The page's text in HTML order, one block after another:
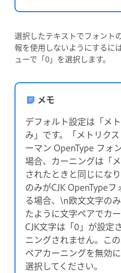
選択したテキストでフォント
報を使用しないようにするに
ューで「0」を選択します。
メモ
デフォルト設定は「メ
み」です。「メトリク
ーマン OpenType フォ
場合、カーニングは「
されたときと同じにな
のみがCJK OpenType
る場合、\n欧文文字の
たように文字ペアでカ
CJK文字は「0」が設定
ニングされません。こ
ペアカーニングを無効
選択してください。